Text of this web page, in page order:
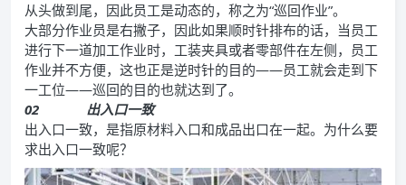
从头做到尾，因此员工是动态的，称之为“巡回作业”。
大部分作业员是右撇子，因此如果顺时针排布的话，当员工
进行下一道加工作业时，工装夹具或者零部件在左侧，员工
作业并不方便，这也正是逆时针的目的——员工就会走到下
一工位——巡回的目的也就达到了。
02 出入口一致
出入口一致，是指原材料入口和成品出口在一起。为什么要
求出入口一致呢？